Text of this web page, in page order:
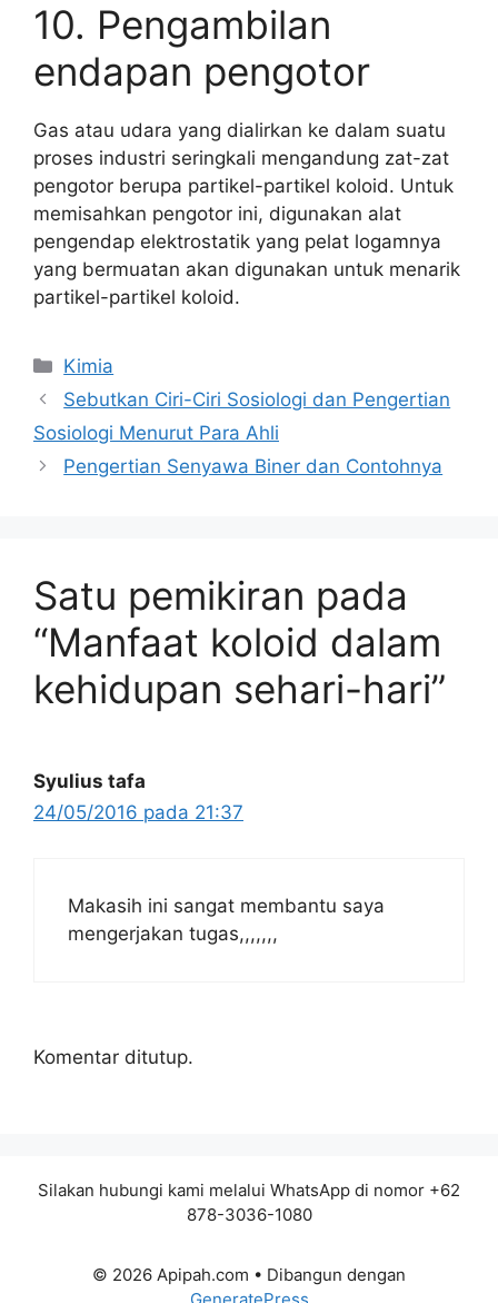
10. Pengambilan
endapan pengotor
Gas atau udara yang dialirkan ke dalam suatu
proses industri seringkali mengandung zat-zat
pengotor berupa partikel-partikel koloid. Untuk
memisahkan pengotor ini, digunakan alat
pengendap elektrostatik yang pelat logamnya
yang bermuatan akan digunakan untuk menarik
partikel-partikel koloid.
Kategori
Kimia
Sebutkan Ciri-Ciri Sosiologi dan Pengertian
Sosiologi Menurut Para Ahli
Pengertian Senyawa Biner dan Contohnya
Satu pemikiran pada
“Manfaat koloid dalam
kehidupan sehari-hari”
Syulius tafa
24/05/2016 pada 21:37
Makasih ini sangat membantu saya
mengerjakan tugas,,,,,,,
Komentar ditutup.
Silakan hubungi kami melalui WhatsApp di nomor +62
878-3036-1080
© 2026 Apipah.com • Dibangun dengan